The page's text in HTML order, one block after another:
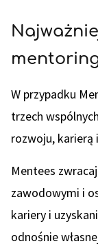
W przypadku
trzech
rozwoju, karierą
Mentees
zawodowymi i
kariery i
odnośnie